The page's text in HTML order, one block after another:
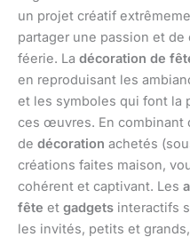
un projet créatif
partager une passion et
féerie. La décoration de
en reproduisant les
et les symboles qui font la
ces œuvres. En combinant
de décoration achetés
créations faites maison,
cohérent et captivant. Les
fête et gadgets interactifs
les invités, petits et